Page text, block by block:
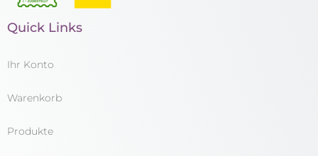
Quick Links
Ihr Konto
Warenkorb
Produkte